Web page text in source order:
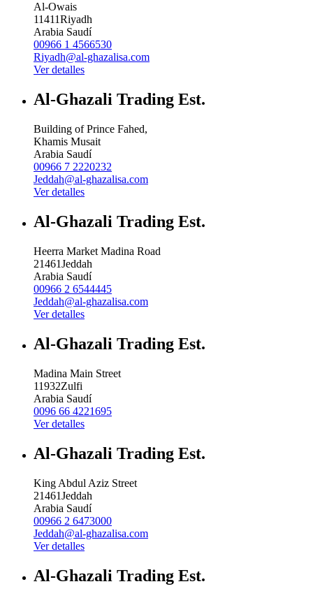
Al-Owais
11411Riyadh
Arabia Saudí
00966 1 4566530
Riyadh@al-ghazalisa.com
Ver detalles
Al-Ghazali Trading Est.
Building of Prince Fahed,
Khamis Musait
Arabia Saudí
00966 7 2220232
Jeddah@al-ghazalisa.com
Ver detalles
Al-Ghazali Trading Est.
Heerra Market Madina Road
21461Jeddah
Arabia Saudí
00966 2 6544445
Jeddah@al-ghazalisa.com
Ver detalles
Al-Ghazali Trading Est.
Madina Main Street
11932Zulfi
Arabia Saudí
0096 66 4221695
Ver detalles
Al-Ghazali Trading Est.
King Abdul Aziz Street
21461Jeddah
Arabia Saudí
00966 2 6473000
Jeddah@al-ghazalisa.com
Ver detalles
Al-Ghazali Trading Est.